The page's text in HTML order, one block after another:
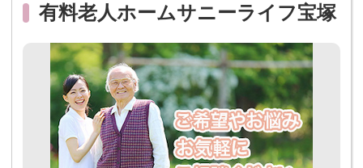
有料老人ホームサニーライフ宝塚